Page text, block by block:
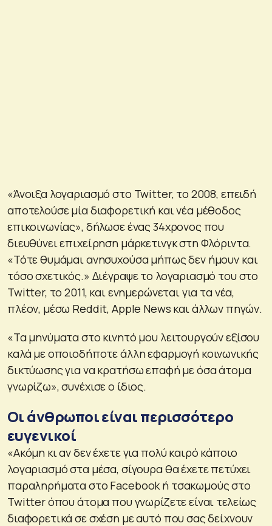
«Άνοιξα λογαριασμό στο Twitter, το 2008, επειδή
αποτελούσε μία διαφορετική και νέα μέθοδος
επικοινωνίας», δήλωσε ένας 34χρονος που
διευθύνει επιχείρηση μάρκετινγκ στη Φλόριντα.
«Τότε θυμάμαι ανησυχούσα μήπως δεν ήμουν και
τόσο σχετικός.» Διέγραψε το λογαριασμό του στο
Twitter, το 2011, και ενημερώνεται για τα νέα,
πλέον, μέσω Reddit, Apple News και άλλων πηγών.
«Τα μηνύματα στο κινητό μου λειτουργούν εξίσου
καλά με οποιοδήποτε άλλη εφαρμογή κοινωνικής
δικτύωσης για να κρατήσω επαφή με όσα άτομα
γνωρίζω», συνέχισε ο ίδιος.
Οι άνθρωποι είναι περισσότερο
ευγενικοί
«Ακόμη κι αν δεν έχετε για πολύ καιρό κάποιο
λογαριασμό στα μέσα, σίγουρα θα έχετε πετύχει
παραληρήματα στο Facebook ή τσακωμούς στο
Twitter όπου άτομα που γνωρίζετε είναι τελείως
διαφορετικά σε σχέση με αυτό που σας δείχνουν